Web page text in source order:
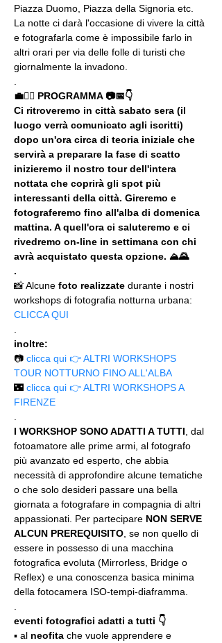
Piazza Duomo, Piazza della Signoria etc.
La notte ci darà l'occasione di vivere la città
e fotografarla come è impossibile farlo in
altri orari per via delle folle di turisti che
giornalmente la invadono.
💼🚶‍♂️ PROGRAMMA 📷📅👇
Ci ritroveremo in città sabato sera (il
luogo verrà comunicato agli iscritti)
dopo un'ora circa di teoria iniziale che
servirà a preparare la fase di scatto
inizieremo il nostro tour dell'intera
nottata che coprirà gli spot più
interessanti della città. Gireremo e
fotograferemo fino all'alba di domenica
mattina. A quell'ora ci saluteremo e ci
rivedremo on-line in settimana con chi
avrà acquistato questa opzione. ⛰🌄
.
📸 Alcune foto realizzate durante i nostri
workshops di fotografia notturna urbana:
CLICCA QUI
inoltre:
📷 clicca qui 👉 ALTRI WORKSHOPS
TOUR NOTTURNO FINO ALL'ALBA
🌃 clicca qui 👉 ALTRI WORKSHOPS A
FIRENZE
I WORKSHOP SONO ADATTI A TUTTI , dal
fotoamatore alle prime armi, al fotografo
più avanzato ed esperto, che abbia
necessità di approfondire alcune tematiche
o che solo desideri passare una bella
giornata a fotografare in compagnia di altri
appassionati. Per partecipare NON SERVE
ALCUN PREREQUISITO , se non quello di
essere in possesso di una macchina
fotografica evoluta (Mirrorless, Bridge o
Reflex) e una conoscenza basica minima
della fotocamera ISO-tempi-diaframma.
eventi fotografici adatti a tutti 👇
▪️ al neofita che vuole apprendere e